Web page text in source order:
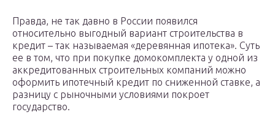
Правда, не так давно в России появился
относительно выгодный вариант строительства в
кредит – так называемая «деревянная ипотека». Суть
ее в том, что при покупке домокомплекта у одной из
аккредитованных строительных компаний можно
оформить ипотечный кредит по сниженной ставке, а
разницу с рыночными условиями покроет
государство.